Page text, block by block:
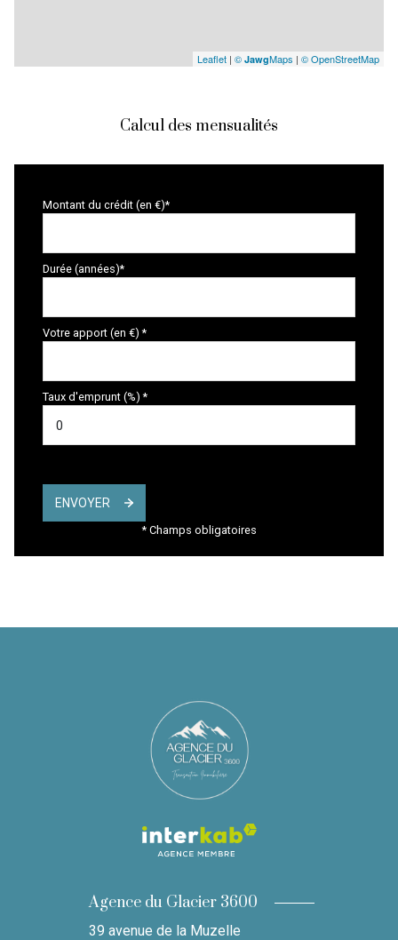
Leaflet | © JawgMaps | © OpenStreetMap
Calcul des mensualités
Montant du crédit (en €)*
Durée (années)*
Votre apport (en €) *
Taux d'emprunt (%) *
ENVOYER
* Champs obligatoires
Agence du Glacier 3600
39 avenue de la Muzelle